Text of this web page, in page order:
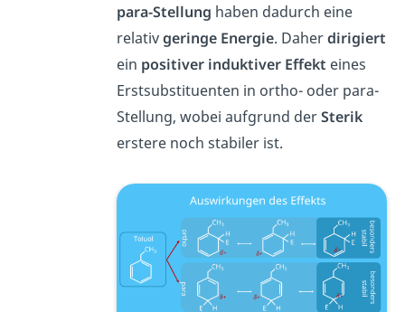
para-Stellung haben dadurch eine
relativgeringe Energie. Daherdirigiert
ein positiver induktiver Effekt eines
Erstsubstituenten in ortho- oder para-
Stellung, wobei aufgrund derSterik
erstere noch stabiler ist.